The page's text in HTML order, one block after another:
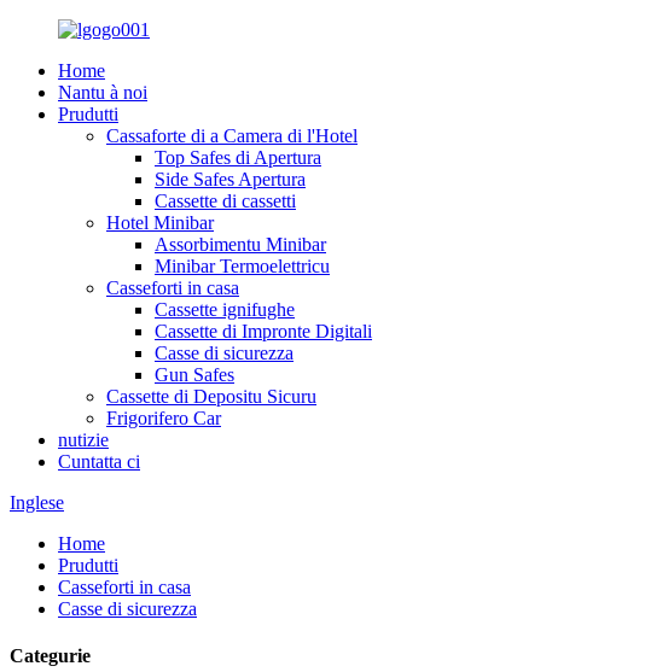
Home
Nantu à noi
Prudutti
Cassaforte di a Camera di l'Hotel
Top Safes di Apertura
Side Safes Apertura
Cassette di cassetti
Hotel Minibar
Assorbimentu Minibar
Minibar Termoelettricu
Casseforti in casa
Cassette ignifughe
Cassette di Impronte Digitali
Casse di sicurezza
Gun Safes
Cassette di Depositu Sicuru
Frigorifero Car
nutizie
Cuntatta ci
Inglese
Home
Prudutti
Casseforti in casa
Casse di sicurezza
Categurie